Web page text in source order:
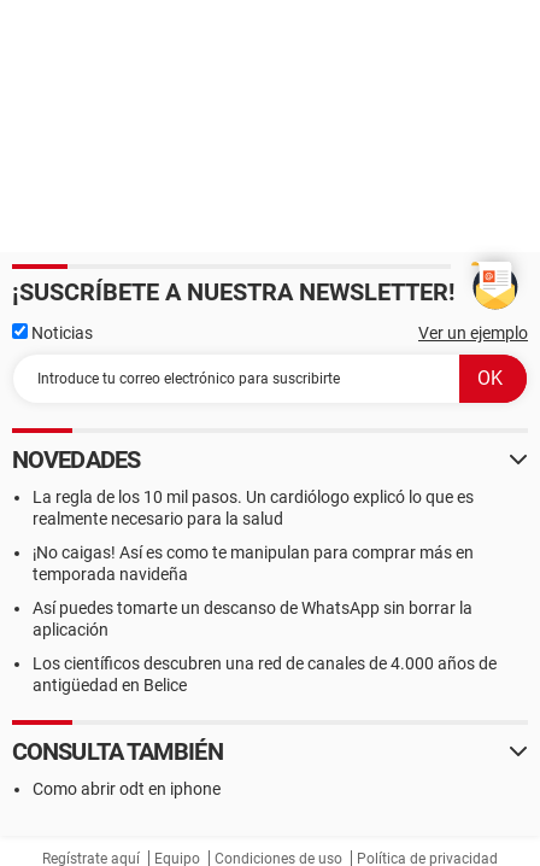
¡SUSCRÍBETE A NUESTRA NEWSLETTER!
Noticias Ver un ejemplo
NOVEDADES
La regla de los 10 mil pasos. Un cardiólogo explicó lo que es
realmente necesario para la salud
¡No caigas! Así es como te manipulan para comprar más en
temporada navideña
Así puedes tomarte un descanso de WhatsApp sin borrar la
aplicación
Los científicos descubren una red de canales de 4.000 años de
antigüedad en Belice
CONSULTA TAMBIÉN
Como abrir odt en iphone
Regístrate aquí Equipo Condiciones de uso Política de privacidad